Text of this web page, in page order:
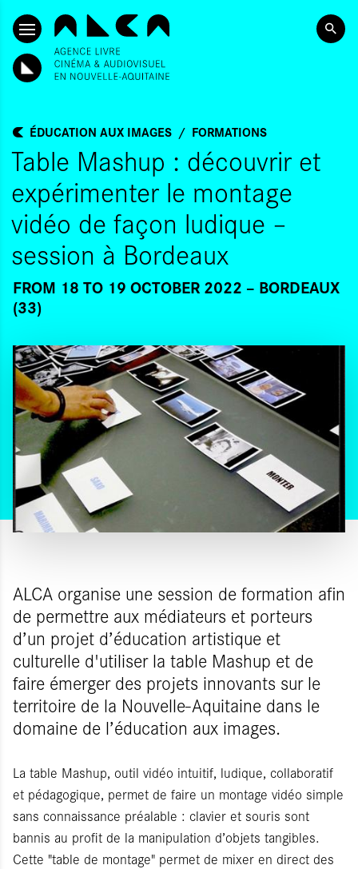
SKIP TO CONTENT
ÉDUCATION AUX IMAGES FORMATIONS
Table Mashup : découvrir et
expérimenter le montage
vidéo de façon ludique –
session à Bordeaux
FROM 18 TO 19 OCTOBER 2022
BORDEAUX
(33)
ALCA organise une session de formation afin
de permettre aux médiateurs et porteurs
d’un projet d’éducation artistique et
culturelle d'utiliser la table Mashup et de
faire émerger des projets innovants sur le
territoire de la Nouvelle-Aquitaine dans le
domaine de l’éducation aux images.
La table Mashup, outil vidéo intuitif, ludique, collaboratif
et pédagogique, permet de faire un montage vidéo simple
sans connaissance préalable : clavier et souris sont
bannis au profit de la manipulation d’objets tangibles.
Cette "table de montage" permet de mixer en direct des